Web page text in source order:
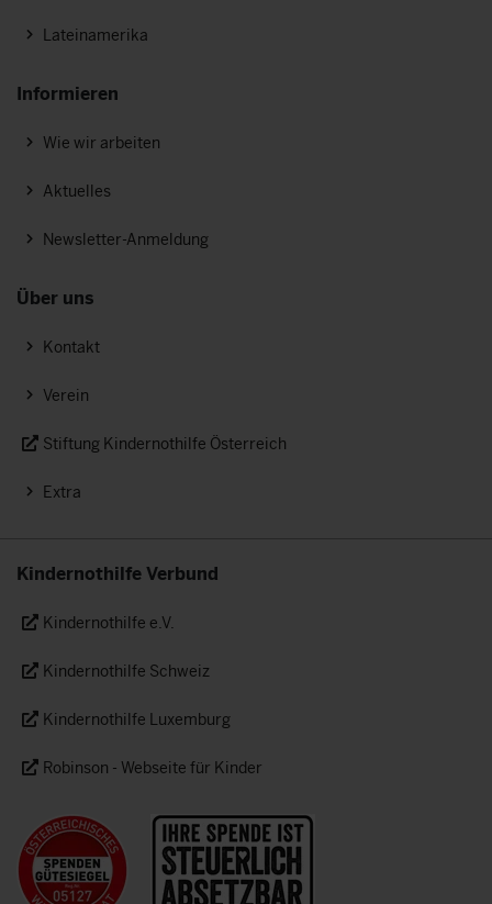
Lateinamerika
Informieren
Wie wir arbeiten
Aktuelles
Newsletter-Anmeldung
Über uns
Kontakt
Verein
Stiftung Kindernothilfe Österreich
Extra
Kindernothilfe Verbund
Kindernothilfe e.V.
Kindernothilfe Schweiz
Kindernothilfe Luxemburg
Robinson - Webseite für Kinder